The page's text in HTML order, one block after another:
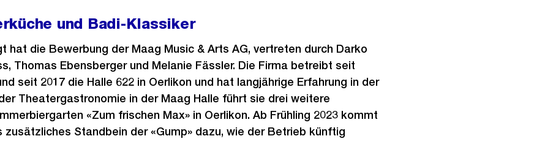
und Badi-Klassiker
hat die Bewerbung der Maag Music & Arts AG, vertreten durch Darko
Thomas Ebensberger und Melanie Fässler. Die Firma betreibt seit
seit 2017 die Halle 622 in Oerlikon und hat langjährige Erfahrung in der
Theatergastronomie in der Maag Halle führt sie drei weitere
«Zum frischen Max» in Oerlikon. Ab Frühling 2023 kommt
Standbein der «Gump» dazu, wie der Betrieb künftig